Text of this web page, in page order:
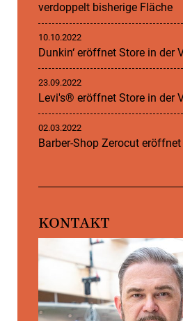
verdoppelt bisherige Fläche
10.10.2022
Dunkin‘ eröffnet Store in der
23.09.2022
Levi's® eröffnet Store in der
02.03.2022
Barber-Shop Zerocut eröffnet
KONTAKT